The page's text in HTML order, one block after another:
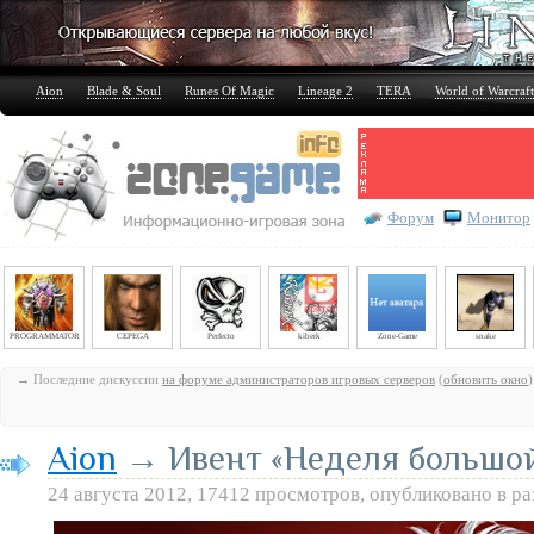
Aion Blade & Soul Runes Of Magic Lineage 2 TERA World of Warcraft
Форум Монитор
PROGRAMMATOR CEPEGA Perfecto kiberk Zone-Game snake
→ Последние дискуссии на форуме администраторов игровых серверов (обновить окно)
Aion → Ивент «Неделя
24 августа 2012, 17412 просмотров, опубликовано в